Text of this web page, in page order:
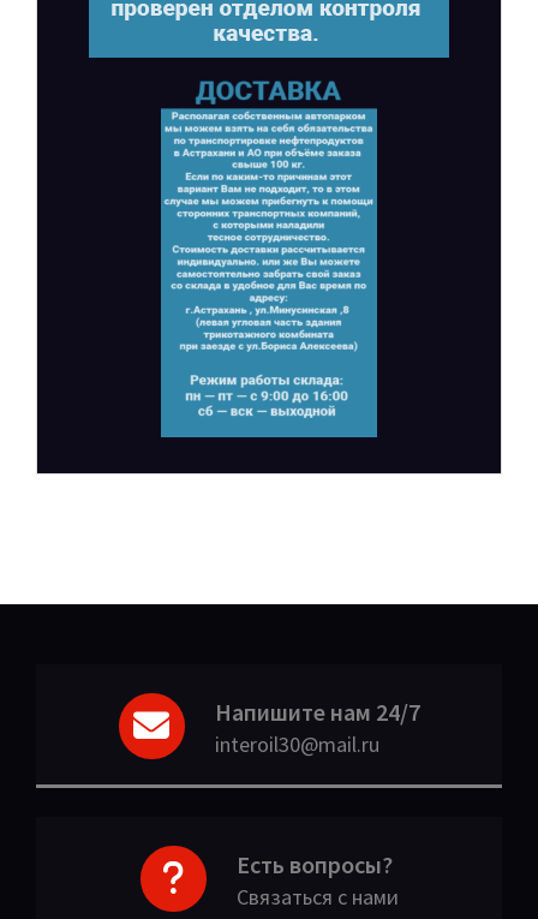
Напишите нам 24/7
interoil30@mail.ru
Есть вопросы?
Связаться с нами